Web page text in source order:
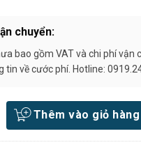
chuyển:
bao gồm VAT và chi phí vận
tin về cước phí. Hotline:
Thêm vào giỏ hàng